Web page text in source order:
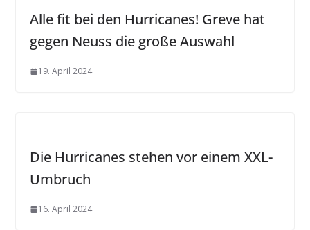
Alle fit bei den Hurricanes! Greve hat
gegen Neuss die große Auswahl
19. April 2024
Die Hurricanes stehen vor einem XXL-
Umbruch
16. April 2024